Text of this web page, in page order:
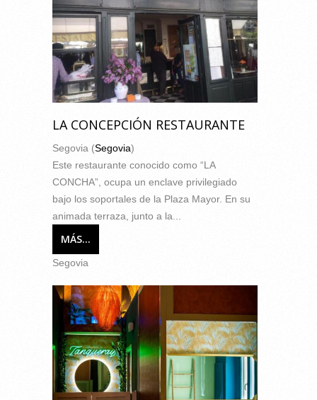
LA CONCEPCIÓN RESTAURANTE
Segovia (Segovia)
Este restaurante conocido como “LA
CONCHA”, ocupa un enclave privilegiado
bajo los soportales de la Plaza Mayor. En su
animada terraza, junto a la...
MÁS...
Segovia